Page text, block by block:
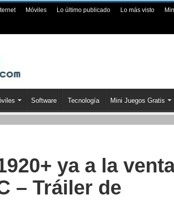
Móviles Lo último publicado Lo más visto
Software Tecnología Mini Juegos Gratis
ya a la
– Tráiler de